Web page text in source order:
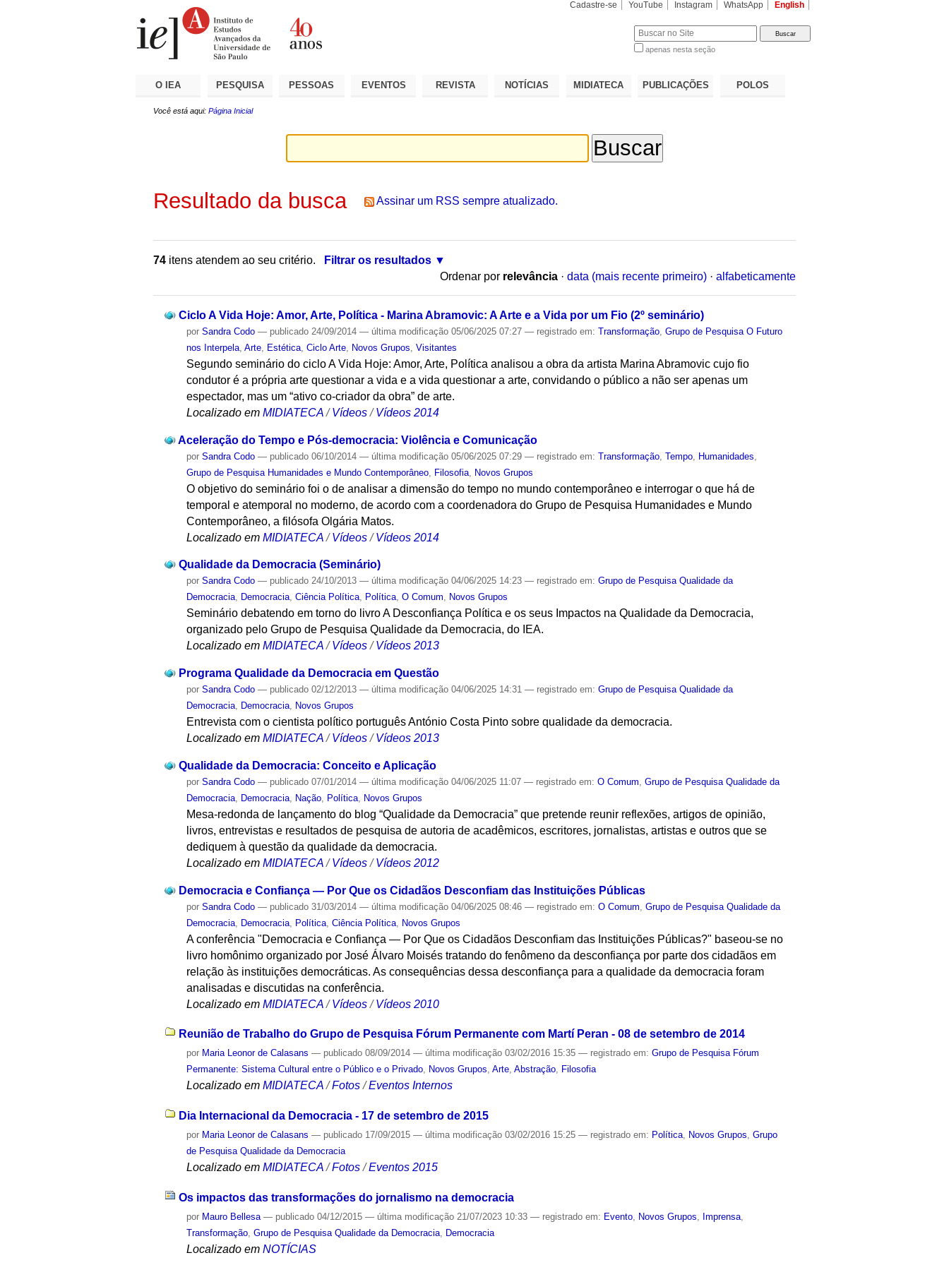
Cadastre-se YouTube Instagram WhatsApp English
apenas nesta seção
O IEA PESQUISA PESSOAS EVENTOS REVISTA NOTÍCIAS MIDIATECA PUBLICAÇÕES POLOS
Você está aqui: Página Inicial
Resultado da busca Assinar um RSS sempre atualizado.
74 itens atendem ao seu critério.
Filtrar os resultados
Ordenar por relevância · data (mais recente primeiro) · alfabeticamente
Ciclo A Vida Hoje: Amor, Arte, Política - Marina Abramovic: A Arte e a Vida por um Fio (2º seminário)
porSandra Codo — publicado 24/09/2014— última modificação 05/06/2025 07:27— registrado em:Transformação ,Grupo de Pesquisa O Futuro
nos Interpela ,Arte Estética ,Ciclo Arte Novos Grupos ,Visitantes
Segundo seminário do ciclo A Vida Hoje: Amor, Arte, Política analisou a obra da artista Marina Abramovic cujo fio
condutor é a própria arte questionar a vida e a vida questionar a arte, convidando o público a não ser apenas um
espectador, mas um “ativo co-criador da obra” de arte.
Localizado em MIDIATECA /Vídeos /Vídeos 2014
Aceleração do Tempo e Pós-democracia: Violência e Comunicação
porSandra Codo — publicado 06/10/2014— última modificação 05/06/2025 07:29— registrado em:Transformação ,Tempo Humanidades
Grupo de Pesquisa Humanidades e Mundo Contemporâneo Filosofia Novos Grupos
O objetivo do seminário foi o de analisar a dimensão do tempo no mundo contemporâneo e interrogar o que há de
temporal e atemporal no moderno, de acordo com a coordenadora do Grupo de Pesquisa Humanidades e Mundo
Contemporâneo, a filósofa Olgária Matos.
Localizado em MIDIATECA /Vídeos /Vídeos 2014
Qualidade da Democracia (Seminário)
porSandra Codo — publicado 24/10/2013— última modificação 04/06/2025 14:23— registrado em:Grupo de Pesquisa Qualidade da
Democracia, Democracia,Ciência Política, Política,O Comum, Novos Grupos
Seminário debatendo em torno do livro A Desconfiança Política e os seus Impactos na Qualidade da Democracia,
organizado pelo Grupo de Pesquisa Qualidade da Democracia, do IEA.
Localizado em MIDIATECA /Vídeos /Vídeos 2013
Programa Qualidade da Democracia em Questão
porSandra Codo — publicado 02/12/2013— última modificação 04/06/2025 14:31— registrado em:Grupo de Pesquisa Qualidade da
Democracia, Democracia, Novos Grupos
Entrevista com o cientista político português António Costa Pinto sobre qualidade da democracia.
Localizado em MIDIATECA /Vídeos /Vídeos 2013
Qualidade da Democracia: Conceito e Aplicação
porSandra Codo — publicado 07/01/2014— última modificação 04/06/2025 11:07— registrado em:O Comum ,Grupo de Pesquisa Qualidade da
Democracia
Democracia Nação Política Novos Grupos
Mesa-redonda de lançamento do blog “Qualidade da Democracia” que pretende reunir reflexões, artigos de opinião,
livros, entrevistas e resultados de pesquisa de autoria de acadêmicos, escritores, jornalistas, artistas e outros que se
dediquem à questão da qualidade da democracia.
Localizado em MIDIATECA /Vídeos /Vídeos 2012
Democracia e Confiança — Por Que os Cidadãos Desconfiam das Instituições Públicas
porSandra Codo — publicado 31/03/2014— última modificação 04/06/2025 08:46— registrado em:O Comum ,Grupo de Pesquisa Qualidade da
Democracia Democracia Política ,Ciência Política Novos Grupos
A conferência "Democracia e Confiança — Por Que os Cidadãos Desconfiam das Instituições Públicas?" baseou-se no
livro homônimo organizado por José Álvaro Moisés tratando do fenômeno da desconfiança por parte dos cidadãos em
relação às instituições democráticas. As consequências dessa desconfiança para a qualidade da democracia foram
analisadas e discutidas na conferência.
Localizado em MIDIATECA /Vídeos /Vídeos 2010
Reunião de Trabalho do Grupo de Pesquisa Fórum Permanente com Martí Peran - 08 de setembro de 2014
por Maria Leonor de Calasans — publicado 08/09/2014— última modificação 03/02/2016 15:35— registrado em:Grupo de Pesquisa Fórum
Permanente: Sistema Cultural entre o Público e o Privado, Novos Grupos,Arte,Abstração, Filosofia
Localizado em MIDIATECA /Fotos /Eventos Internos
Dia Internacional da Democracia - 17 de setembro de 2015
por Maria Leonor de Calasans — publicado 17/09/2015— última modificação 03/02/2016 15:25— registrado em: Política Novos Grupos ,Grupo
de Pesquisa Qualidade da Democracia
Localizado em MIDIATECA /Fotos /Eventos 2015
Os impactos das transformações do jornalismo na democracia
por Mauro Bellesa — publicado 04/12/2015— última modificação 21/07/2023 10:33— registrado em: Evento Novos Grupos Imprensa
Transformação ,Grupo de Pesquisa Qualidade da Democracia Democracia
Localizado em NOTÍCIAS